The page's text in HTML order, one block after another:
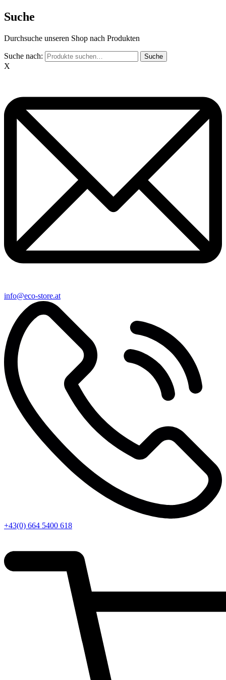
Suche
Durchsuche unseren Shop nach Produkten
Suche nach: Suche
X
info@eco-store.at
+43(0) 664 5400 618